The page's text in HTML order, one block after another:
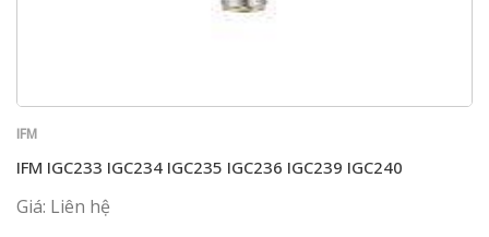
IFM
IFM IGC233 IGC234 IGC235 IGC236 IGC239 IGC240
Giá: Liên hệ